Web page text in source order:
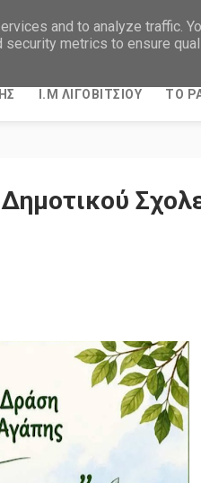
Ι.Μ ΛΙΓΟΒΙΤΣΙΟΥ ΤΟ
and to analyze traffic.
metrics to ensure